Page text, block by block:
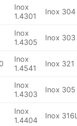
Inox
1.4301
Inox 304
Inox
1.4305
Inox 303
Inox
1.4541
Inox 321
Inox
1.4303
Inox 305
Inox
1.4404
Inox 316L